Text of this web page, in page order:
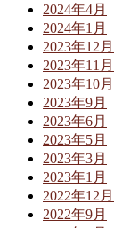
2024年4月
2024年1月
2023年12月
2023年11月
2023年10月
2023年9月
2023年6月
2023年5月
2023年3月
2023年1月
2022年12月
2022年9月